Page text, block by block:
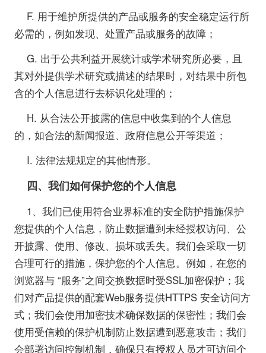
F. 用于维护所提供的产品或服务的安全稳定运行所
必需的，例如发现、处置产品或服务的故障；
G. 出于公共利益开展统计或学术研究所必要，且
其对外提供学术研究或描述的结果时，对结果中所包
含的个人信息进行去标识化处理的；
H. 从合法公开披露的信息中收集到的个人信息
的，如合法的新闻报道、政府信息公开等渠道；
I. 法律法规规定的其他情形。
四、我们如何保护您的个人信息
1、我们已使用符合业界标准的安全防护措施保护
您提供的个人信息，防止数据遭到未经授权访问、公
开披露、使用、修改、损坏或丢失。我们会采取一切
合理可行的措施，保护您的个人信息。例如，在您的
浏览器与 “服务”之间交换数据时受SSL加密保护；我
们对产品提供的配套Web服务提供HTTPS 安全访问方
式；我们会使用加密技术确保数据的保密性；我们会
使用受信赖的保护机制防止数据遭到恶意攻击；我们
会部署访问控制机制，确保只有授权人员才可访问个